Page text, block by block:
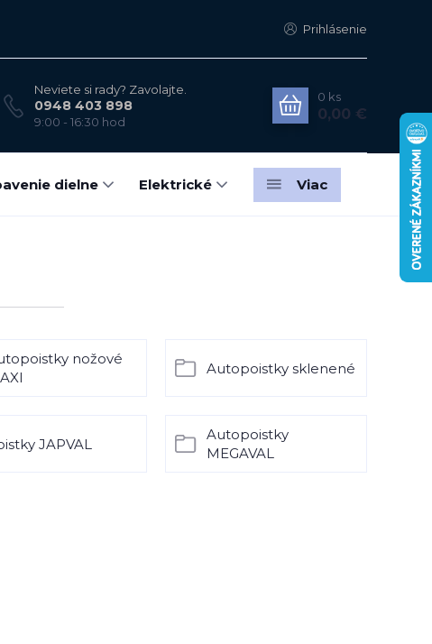
Prihlásenie
Neviete si rady? Zavolajte.
0948 403 898
9:00 - 16:30 hod
0 ks
0,00 €
dielne Elektrické Viac
nožové
Autopoistky sklenené
JAPVAL
Autopoistky
MEGAVAL